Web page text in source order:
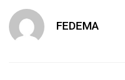
FEDEMA